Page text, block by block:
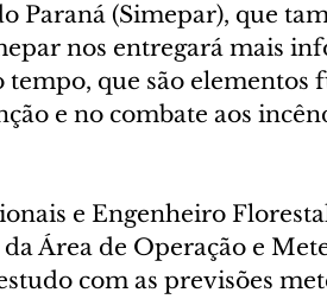
Paraná (Simepar), que
nos entregará mais
que são elementos
e no combate aos
e Engenheiro
Área de Operação e
com as previsões